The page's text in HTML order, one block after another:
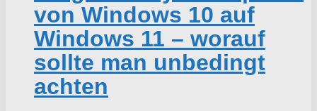
von Windows 10 auf
Windows 11 – worauf
sollte man unbedingt
achten